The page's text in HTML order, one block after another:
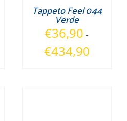
Tappeto Feel 044
Verde
€36,90 -
€434,90Fascia